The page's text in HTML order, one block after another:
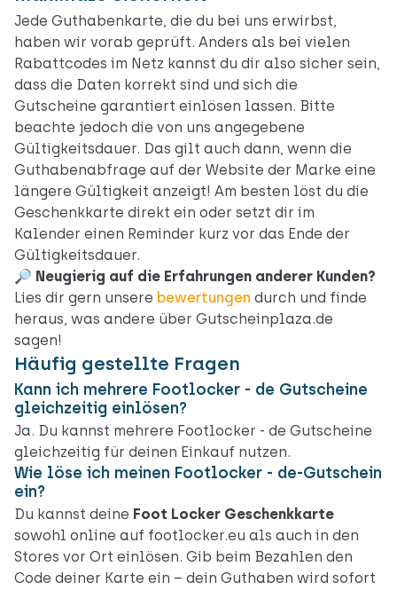
Jede Guthabenkarte, die du bei uns erwirbst,
haben wir vorab geprüft. Anders als bei vielen
Rabattcodes im Netz kannst du dir also sicher sein,
dass die Daten korrekt sind und sich die
Gutscheine garantiert einlösen lassen. Bitte
beachte jedoch die von uns angegebene
Gültigkeitsdauer. Das gilt auch dann, wenn die
Guthabenabfrage auf der Website der Marke eine
längere Gültigkeit anzeigt! Am besten löst du die
Geschenkkarte direkt ein oder setzt dir im
Kalender einen Reminder kurz vor das Ende der
Gültigkeitsdauer.
🔎 Neugierig auf die Erfahrungen anderer Kunden?
Lies dir gern unsere bewertungen durch und finde
heraus, was andere über Gutscheinplaza.de
sagen!
Häufig gestellte Fragen
Kann ich mehrere Footlocker - de Gutscheine
gleichzeitig einlösen?
Ja. Du kannst mehrere Footlocker - de Gutscheine
gleichzeitig für deinen Einkauf nutzen.
Wie löse ich meinen Footlocker - de-Gutschein
ein?
Du kannst deine Foot Locker Geschenkkarte
sowohl online auf footlocker.eu als auch in den
Stores vor Ort einlösen. Gib beim Bezahlen den
Code deiner Karte ein – dein Guthaben wird sofort